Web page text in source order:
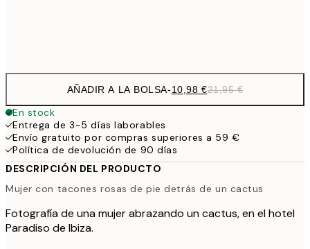
AÑADIR A LA BOLSA-10,98 €21,95 €
En stock
Entrega de 3-5 días laborables
Envío gratuito por compras superiores a 59 €
Política de devolución de 90 días
DESCRIPCIÓN DEL PRODUCTO
Mujer con tacones rosas de pie detrás de un cactus
Fotografía de una mujer abrazando un cactus, en el hotel
Paradiso de Ibiza.